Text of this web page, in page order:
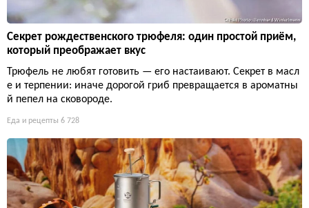
Секрет рождественского трюфеля: один простой приём,
который преображает вкус
Трюфель не любят готовить — его настаивают. Секрет в масл
е и терпении: иначе дорогой гриб превращается в ароматны
й пепел на сковороде.
Еда и рецепты 6 728